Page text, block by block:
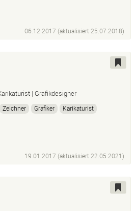
06.12.2017 (aktualisiert25.07.2018)
| Grafikdesigner
Zeichner Grafiker
Karikaturist
19.01.2017 (aktualisiert22.05.2021)